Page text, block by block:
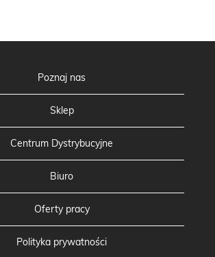
Poznaj nas
Sklep
Centrum Dystrybucyjne
Biuro
Oferty pracy
Polityka prywatności